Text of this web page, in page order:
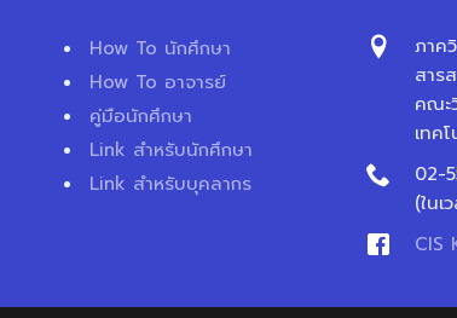
How To นักศึกษา
How To อาจารย์
คู่มือนักศึกษา
Link สำหรับนักศึกษา
Link สำหรับบุคลากร
ภาค
สาร
คณะ
เทค
02-
(ในเ
CIS